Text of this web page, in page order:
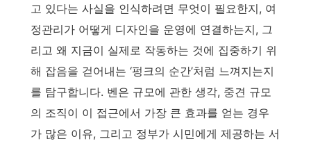
고 있다는 사실을 인식하려면 무엇이 필요한지, 여
정관리가 어떻게 디자인을 운영에 연결하는지, 그
리고 왜 지금이 실제로 작동하는 것에 집중하기 위
해 잡음을 걷어내는 ‘펑크의 순간’처럼 느껴지는지
를 탐구합니다. 벤은 규모에 관한 생각, 중견 규모
의 조직이 이 접근에서 가장 큰 효과를 얻는 경우
가 많은 이유, 그리고 정부가 시민에게 제공하는 서